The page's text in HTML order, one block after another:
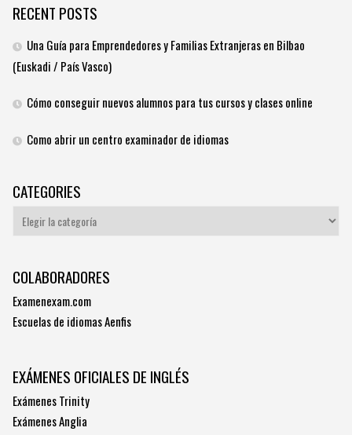
RECENT POSTS
Una Guía para Emprendedores y Familias Extranjeras en Bilbao
(Euskadi / País Vasco)
Cómo conseguir nuevos alumnos para tus cursos y clases online
Como abrir un centro examinador de idiomas
CATEGORIES
Categories
COLABORADORES
Examenexam.com
Escuelas de idiomas Aenfis
EXÁMENES OFICIALES DE INGLÉS
Exámenes Trinity
Exámenes Anglia